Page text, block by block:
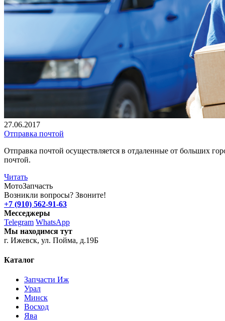
27.06.2017
Отправка почтой
Отправка почтой осуществляется в отдаленные от больших
почтой.
Читать
МотоЗапчасть
Возникли вопросы? Звоните!
+7 (910) 562-91-63
Месседжеры
Telegram WhatsApp
Мы находимся тут
г. Ижевск, ул. Пойма, д.19Б
Каталог
Запчасти Иж
Урал
Минск
Восход
Ява